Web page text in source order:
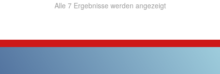
Alle 7 Ergebnisse werden angezeigt